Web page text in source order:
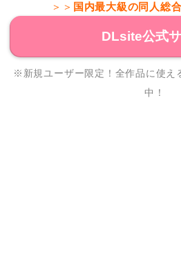
＞＞ 国内最大級の同人総
DLsite公式
※新規ユーザー限定！全作品に使え
中！